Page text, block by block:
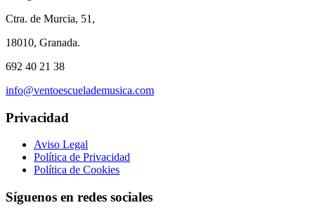
Ctra. de Murcia, 51,
18010, Granada.
692 40 21 38
info@ventoescuelademusica.com
Privacidad
Aviso Legal
Política de Privacidad
Política de Cookies
Síguenos en redes sociales